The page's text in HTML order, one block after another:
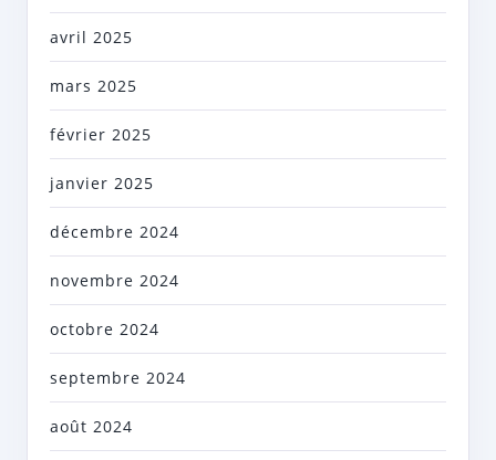
avril 2025
mars 2025
février 2025
janvier 2025
décembre 2024
novembre 2024
octobre 2024
septembre 2024
août 2024